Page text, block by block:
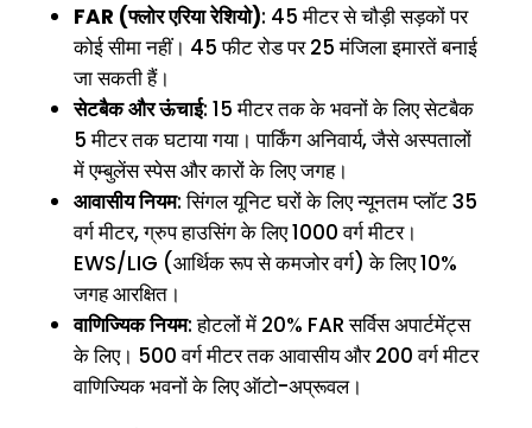
FAR (फ्लोर एरिया रेशियो): 45 मीटर से चौड़ी सड़कों पर
कोई सीमा नहीं। 45 फीट रोड पर 25 मंजिला इमारतें बनाई
जा सकती हैं।
सेटबैक और ऊंचाई: 15 मीटर तक के भवनों के लिए सेटबैक
5 मीटर तक घटाया गया। पार्किंग अनिवार्य, जैसे अस्पतालों
में एम्बुलेंस स्पेस और कारों के लिए जगह।
आवासीय नियम: सिंगल यूनिट घरों के लिए न्यूनतम प्लॉट 35
वर्ग मीटर, ग्रुप हाउसिंग के लिए 1000 वर्ग मीटर।
EWS/LIG (आर्थिक रूप से कमजोर वर्ग) के लिए 10%
जगह आरक्षित।
वाणिज्यिक नियम: होटलों में 20% FAR सर्विस अपार्टमेंट्स
के लिए। 500 वर्ग मीटर तक आवासीय और 200 वर्ग मीटर
वाणिज्यिक भवनों के लिए ऑटो-अप्रूवल।